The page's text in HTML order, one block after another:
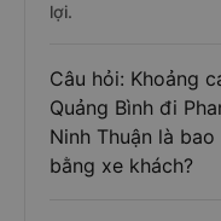
lợi.
Câu hỏi: Khoảng
Quảng Bình đi
Ninh Thuận là
bằng xe khách?